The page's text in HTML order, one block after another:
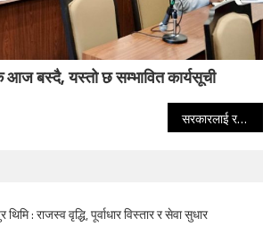
आज बस्दै, यस्तो छ सम्भावित कार्यसूची
सरकारलाई रचनात्मक र आलोचनात्मक समर्थन गर्छौं : हर्क साम्पाङ
थिमि : राजस्व वृद्धि, पूर्वाधार विस्तार र सेवा सुधार